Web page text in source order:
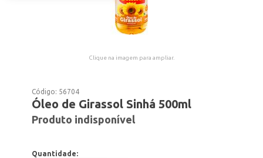
Clique na imagem para ampliar.
Código: 56704
Óleo de Girassol Sinhá 500ml
Produto indisponível
Quantidade: